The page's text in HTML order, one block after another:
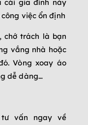
cái gia đình này
việc ổn định
chớ trách là bạn
vắng nhà hoặc
Vòng xoay áo
dễ dàng…
tư vấn ngay về